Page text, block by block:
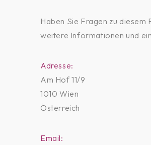
Haben Sie Fragen zu
weitere Informationen und
Adresse:
Am Hof 11/9
1010 Wien
Österreich
Email: